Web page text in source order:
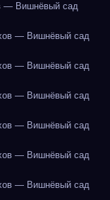
— Вишнёвый сад
— Вишнёвый сад
— Вишнёвый сад
— Вишнёвый сад
— Вишнёвый сад
— Вишнёвый сад
— Вишнёвый сад